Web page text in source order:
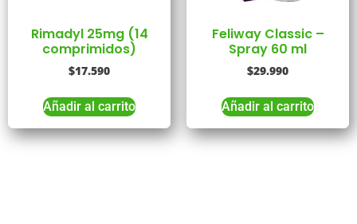
Rimadyl 25mg (14
comprimidos)
$17.590
Añadir al carrito
Feliway Classic –
Spray 60 ml
$29.990
Añadir al carrito